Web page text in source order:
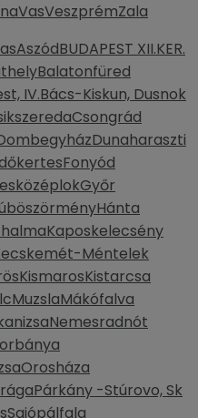
VasVeszprémZala
AszódBUDAPEST XII.KER.
Balatonfüred
IV.Bács-Kiskun, Dusnok
Csongrád
Dunaharaszti
Fonyód
Győr
Hánta
Kaposkelecsény
Méntelek
KismarosKistarcsa
MuzslaMákófalva
Nemesradnót
Orosháza
Párkány -Stúrovo, Sk
Sajópálfala